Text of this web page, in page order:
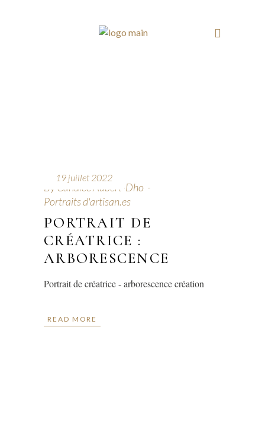
19 juillet 2022
By Candice Aubert-Dho
Portraits d'artisan.es
PORTRAIT DE
CRÉATRICE :
ARBORESCENCE
Portrait de créatrice - arborescence création
READ MORE